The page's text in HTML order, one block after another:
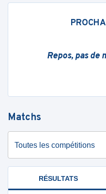
Repos, pas de
Matchs
Toutes les compétitions
RÉSULTATS